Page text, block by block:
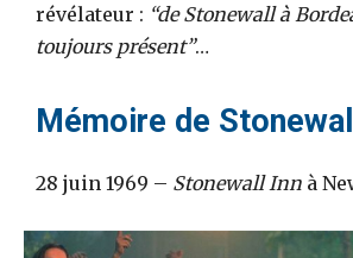
révélateur : “de Stonewall à
toujours présent”…
Mémoire de Stonewall
28 juin 1969 – Stonewall Inn à